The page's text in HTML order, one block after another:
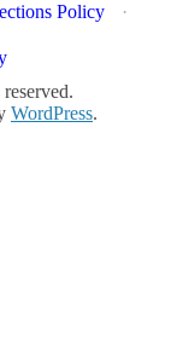
Policy ·
WordPress.